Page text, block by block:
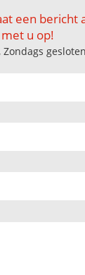
een bericht
u op!